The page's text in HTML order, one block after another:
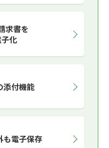
求書を
化
添付機能
も電子保存